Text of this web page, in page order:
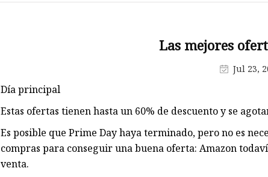
Soporte de exhibición de
Soporte de exhibición de
Soporte de exhibición de gancho
Soporte de exhibición de piso
Caja de embalaje al por menor
Las mejores
Jul 23,
Día principal
Estas ofertas tienen hasta un 60% de descuento y se
Es posible que Prime Day haya terminado, pero no es
compras para conseguir una buena oferta: Amazon
venta.